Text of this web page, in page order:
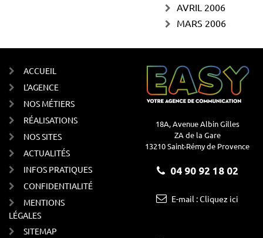
AVRIL 2006
MARS 2006
ACCUEIL
L'AGENCE
NOS MÉTIERS
RÉALISATIONS
NOS SITES
ACTUALITÉS
INFOS PRATIQUES
CONFIDENTIALITÉ
MENTIONS
LÉGALES
SITEMAP
18A, Avenue Albin Gilles
ZA de la Gare
13210 Saint-Rémy de Provence
04 90 92 18 02
E-mail : Cliquez ici